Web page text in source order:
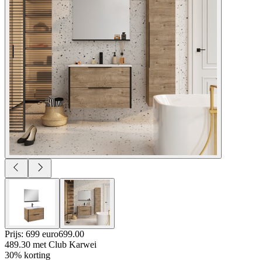
Prijs: 699 euro699.00
489.30 met Club Karwei
30% korting